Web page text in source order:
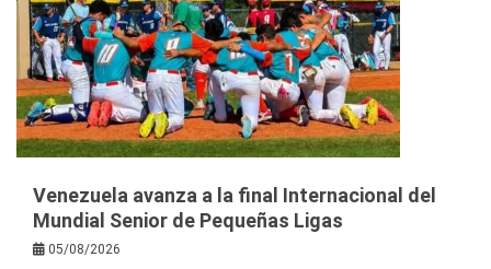
Venezuela avanza a la final Internacional del
Mundial Senior de Pequeñas Ligas
05/08/2026